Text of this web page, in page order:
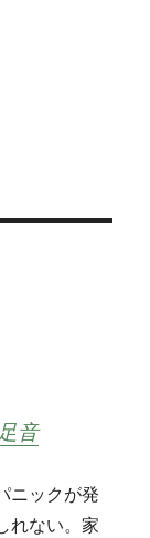
音
ニックが発
れない。家